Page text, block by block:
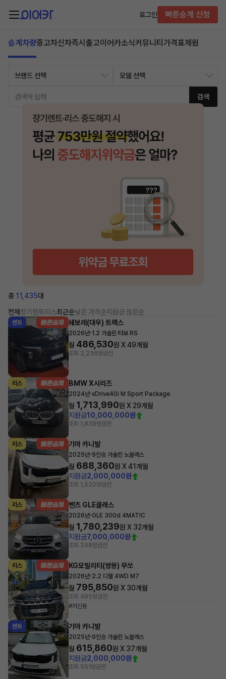
로그인 빠른승계 신청
승계차량중고차신차즉시출고이어카소식커뮤니티 가격표제원
검색
총 11,435대
전체 장기렌트리스최근순낮은 가격순지원금 많은순
렌트 쉐보레(대우) 트랙스
2026년·1.2 가솔린 터보 RS
월 486,530원 X49개월
조회 2,236방금전
리스 BMW X시리즈
2024년·xDrive40i M Sport Package
월 1,713,990원 X 29개월
지원금10,000,000원
조회 1,838방금전
리스 기아 카니발
2025년·9인승 가솔린 노블레스
월 688,360원 X41개월
지원금2,000,000원
조회 1,520방금전
리스 벤츠 GLE클래스
2026년·GLE 300d 4MATIC
월 1,780,239원 X 32개월
지원금7,000,000원
조회 248방금전
리스 KG모빌리티(쌍용) 무쏘
2026년·2.2 디젤 4WD M7
월 795,850원 X 30개월
조회 485방금전
#저신용
렌트 기아 카니발
2025년·9인승 가솔린 노블레스
월 615,860원 X 37개월
지원금2,000,000원
조회 551 방금전